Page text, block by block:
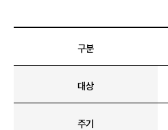
구분
대상
주기